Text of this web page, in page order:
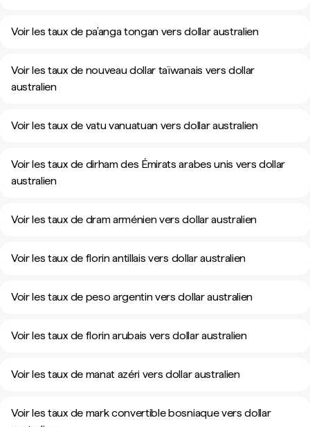
Voir les taux de pa’anga tongan vers dollar australien
Voir les taux de nouveau dollar taïwanais vers dollar
australien
Voir les taux de vatu vanuatuan vers dollar australien
Voir les taux de dirham des Émirats arabes unis vers dollar
australien
Voir les taux de dram arménien vers dollar australien
Voir les taux de florin antillais vers dollar australien
Voir les taux de peso argentin vers dollar australien
Voir les taux de florin arubais vers dollar australien
Voir les taux de manat azéri vers dollar australien
Voir les taux de mark convertible bosniaque vers dollar